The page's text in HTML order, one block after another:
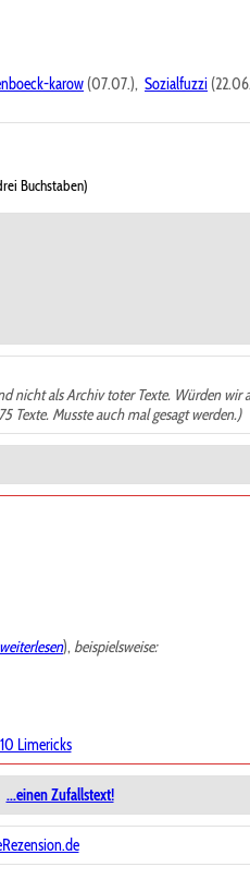
karow (07.07.), Sozialfuzzi
Buchstaben)
als Archiv toter Texte. Würden
Texte. Musste auch mal gesagt werden.)
weiterlesen),beispielsweise:
Limericks
...einen Zufallstext!